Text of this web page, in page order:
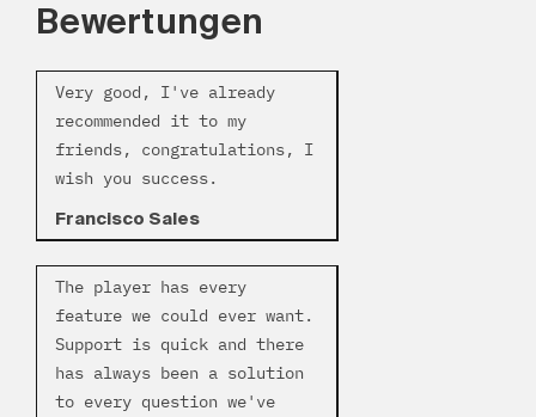
Bewertungen
Very good, I've already
recommended it to my
friends, congratulations, I
wish you success.
Francisco Sales
The player has every
feature we could ever want.
Support is quick and there
has always been a solution
to every question we've